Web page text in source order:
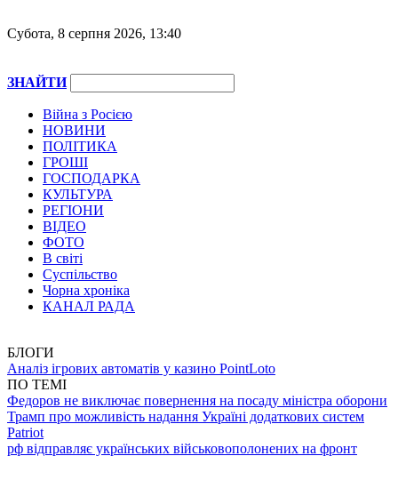
Субота, 8 серпня 2026, 13:40
ЗНАЙТИ
Війна з Росією
НОВИНИ
ПОЛІТИКА
ГРОШІ
ГОСПОДАРКА
КУЛЬТУРА
РЕГІОНИ
ВІДЕО
ФОТО
В світі
Суспільство
Чорна хроніка
КАНАЛ РАДА
БЛОГИ
Аналіз ігрових автоматів у казино PointLoto
ПО ТЕМІ
Федоров не виключає повернення на посаду міністра оборони
Трамп про можливість надання Україні додаткових систем
Patriot
рф відправляє українських військовополонених на фронт